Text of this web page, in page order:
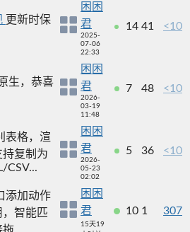
更新时保
困困
君
2025-
07-06
22:33
14 41 <10
生，恭喜
困困
君
2026-
03-19
11:48
7 48 <10
表格，渲
复制为
CSV...
困困
君
2026-
05-23
02:02
5 36 <10
添加动作
智能匹
困困
君
15天19
10 1 307